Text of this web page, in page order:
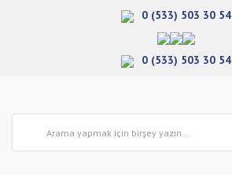
0 (533) 503 30 54
0 (533) 503 30 54